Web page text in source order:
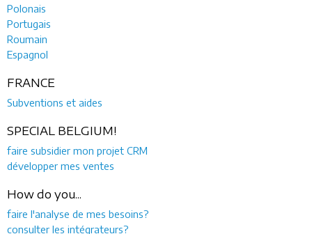
Polonais
Portugais
Roumain
Espagnol
FRANCE
Subventions et aides
SPECIAL BELGIUM!
faire subsidier mon projet CRM
développer mes ventes
How do you...
faire l'analyse de mes besoins?
consulter les intégrateurs?